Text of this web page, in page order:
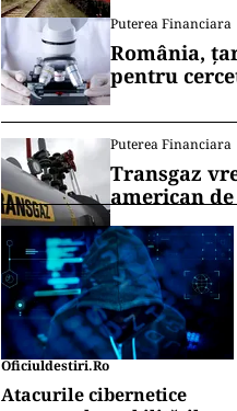
Puterea Financiara
România,
pentru
Puterea Financiara
Transgaz
american
Oficiuldestiri.ro
Atacurile cibernetice